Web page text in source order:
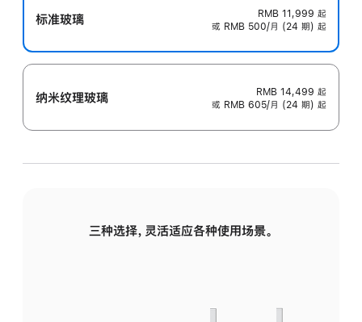
标准玻璃 RMB 11,999 起
或 RMB 500/月 (24 期) 起
纳米纹理玻璃 RMB 14,499 起
或 RMB 605/月 (24 期) 起
三种选择，灵活适应各种使用场景。